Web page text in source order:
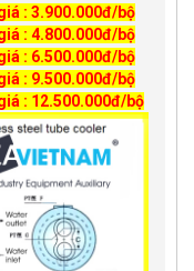
: 3.900.000đ/bộ
: 4.800.000đ/bộ
: 6.500.000đ/bộ
: 9.500.000đ/bộ
: 12.500.000đ/bộ